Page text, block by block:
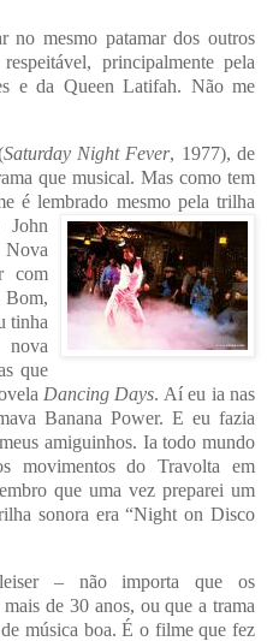
no mesmo patamar dos outros
principalmente pela
e da Queen Latifah. Não me
Saturday Night Fever, 1977), de
que musical. Mas como tem
é lembrado mesmo pela trilha
John
Nova
com
Bom,
tinha
nova
que
Dancing Days. Aí eu ia nas
Banana Power. E eu fazia
amiguinhos. Ia todo mundo
movimentos do Travolta em
que uma vez preparei um
sonora era “Night on Disco
– não importa que os
de 30 anos, ou que a trama
música boa. É o filme que fez